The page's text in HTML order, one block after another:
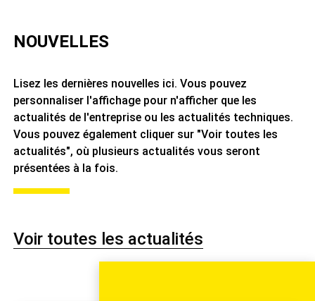
NOUVELLES
Lisez les dernières nouvelles ici. Vous pouvez
personnaliser l'affichage pour n'afficher que les
actualités de l'entreprise ou les actualités techniques.
Vous pouvez également cliquer sur "Voir toutes les
actualités", où plusieurs actualités vous seront
présentées à la fois.
Voir toutes les actualités